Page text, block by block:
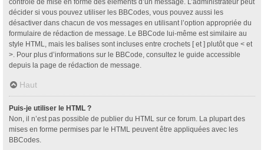
décider si vous pouvez utiliser les BBCodes, vous pouvez aussi les
désactiver dans chacun de vos messages en utilisant l’option appropriée du
formulaire de rédaction de message. Le BBCode lui-même est similaire au
style HTML, mais les balises sont incluses entre crochets [ et ] plutôt que < et
>. Pour plus d’informations sur le BBCode, consultez le guide accessible
depuis la page de rédaction de message.
Haut
Puis-je utiliser le HTML ?
Non, il n’est pas possible de publier du HTML sur ce forum. La plupart des
mises en forme permises par le HTML peuvent être appliquées avec les
BBCodes.